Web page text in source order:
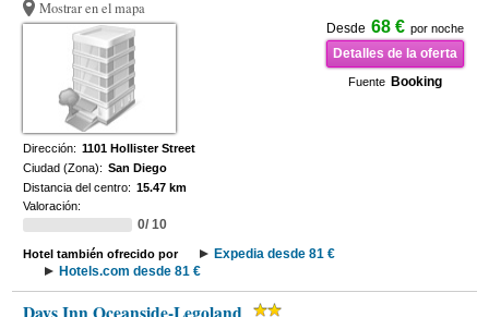
Mostrar en el mapa
Desde 68 € por noche
Detalles de la oferta
Fuente Booking
Dirección: 1101 Hollister Street
Ciudad (Zona): San Diego
Distancia del centro: 15.47 km
Valoración:
0/ 10
Hotel también ofrecido por
Expedia desde 81 €
Hotels.com desde 81 €